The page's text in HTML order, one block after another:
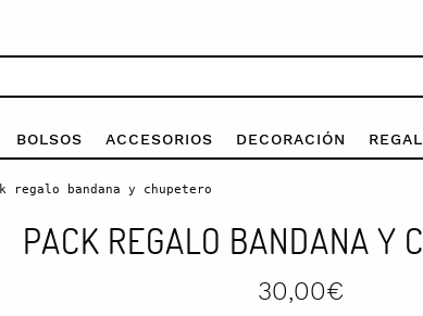
BOLSOS ACCESORIOS DECORACIÓN
regalo bandana y chupetero
PACK REGALO BANDANA Y
30,00€